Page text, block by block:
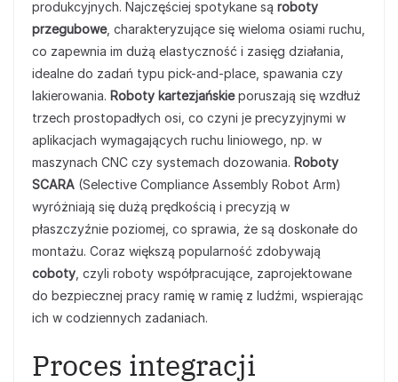
produkcyjnych. Najczęściej spotykane są roboty
przegubowe, charakteryzujące się wieloma osiami ruchu,
co zapewnia im dużą elastyczność i zasięg działania,
idealne do zadań typu pick-and-place, spawania czy
lakierowania. Roboty kartezjańskieporuszają się wzdłuż
trzech prostopadłych osi, co czyni je precyzyjnymi w
aplikacjach wymagających ruchu liniowego, np. w
maszynach CNC czy systemach dozowania. Roboty
SCARA (Selective Compliance Assembly Robot Arm)
wyróżniają się dużą prędkością i precyzją w
płaszczyźnie poziomej, co sprawia, że są doskonałe do
montażu. Coraz większą popularność zdobywają
coboty , czyli roboty współpracujące, zaprojektowane
do bezpiecznej pracy ramię w ramię z ludźmi, wspierając
ich w codziennych zadaniach.
Proces integracji